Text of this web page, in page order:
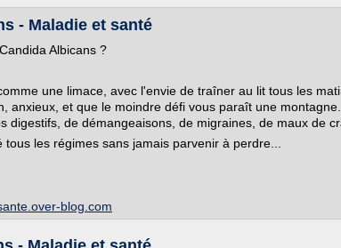
- Maladie et santé
Albicans ?
une limace, avec l'envie de traîner au lit tous les
anxieux, et que le moindre défi vous paraît une
digestifs, de démangeaisons, de migraines, de maux de
tous les régimes sans jamais parvenir à perdre...
blog.com